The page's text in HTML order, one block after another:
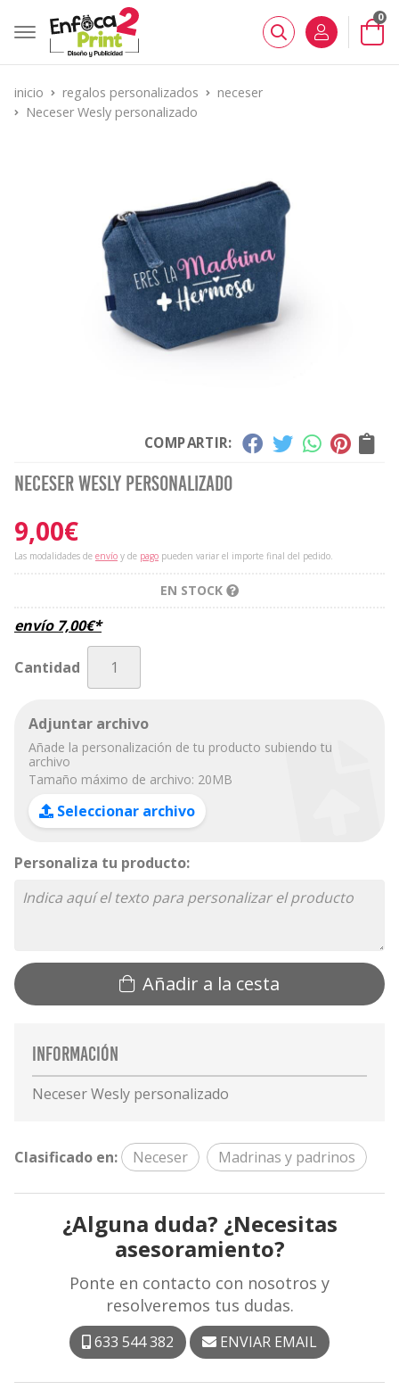
Buscar
0
inicio regalos personalizados
neceser
Neceser Wesly personalizado
COMPARTIR:
Neceser Wesly personalizado
9,00€
Las modalidades de envío y de pago pueden variar el importe final del pedido.
EN STOCK
envío 7,00€*
Cantidad
Adjuntar archivo
Añade la personalización de tu producto subiendo tu
archivo
Tamaño máximo de archivo: 20MB
Seleccionar archivo
Personaliza tu producto:
Añadir a la cesta
Información
Neceser Wesly personalizado
Clasificado en: Neceser Madrinas y padrinos
¿Alguna duda? ¿Necesitas
asesoramiento?
Ponte en contacto con nosotros y
resolveremos tus dudas.
633 544 382 ENVIAR EMAIL